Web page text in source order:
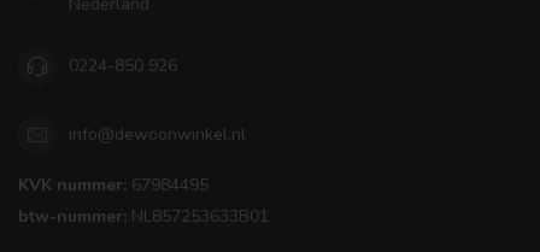
0224-850 926
info@dewoonwinkel.nl
KVK nummer: 67984495
btw-nummer: NL857253633B01